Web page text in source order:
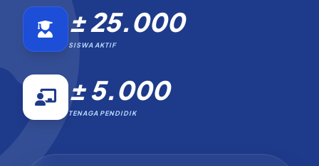
± 25.000
SISWA AKTIF
± 5.000
TENAGA PENDIDIK